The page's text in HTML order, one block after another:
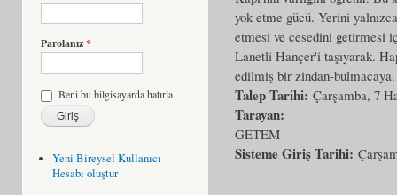
Parolanız*
Beni bu bilgisayarda hatırla
Yeni Bireysel Kullanıcı
Hesabı oluştur
yok etme gücü. Yerini
etmesi ve cesedini getirmesi
Lanetli Hançer'i taşıyarak.
edilmiş bir zindan-bulmacaya.
Talep Tarihi: Çarşamba, 7
Tarayan:
GETEM
Sisteme Giriş Tarihi: